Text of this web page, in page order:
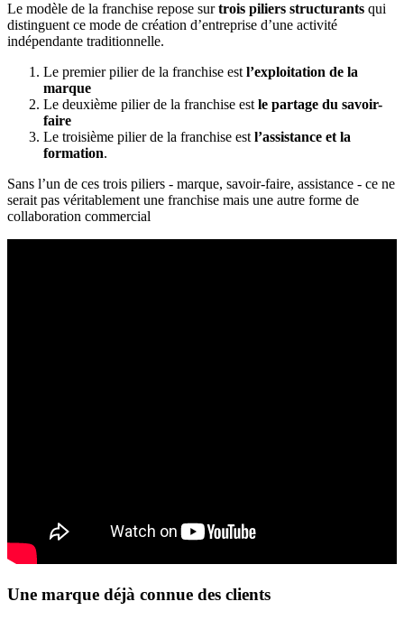
Le modèle de la franchise repose surtrois piliers structurants qui
distinguent ce mode de création d’entreprise d’une activité
indépendante traditionnelle.
Le premier pilier de la franchise estl’exploitation de la
marque
Le deuxième pilier de la franchise estle partage du savoir-
faire
Le troisième pilier de la franchise estl’assistance et la
formation.
Sans l’un de ces trois piliers - marque, savoir-faire, assistance - ce ne
serait pas véritablement une franchise mais une autre forme de
collaboration commercial
Une marque déjà connue des clients